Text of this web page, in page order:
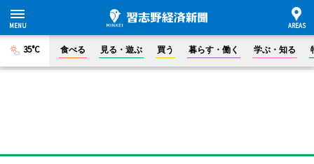
35°C 食べる 見る・遊ぶ 買う 暮らす・働く 学ぶ・知る